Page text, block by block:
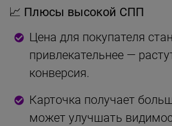
📈 Плюсы высокой СПП
Цена для покупателя
привлекательнее —
конверсия.
Карточка получает
может улучшать